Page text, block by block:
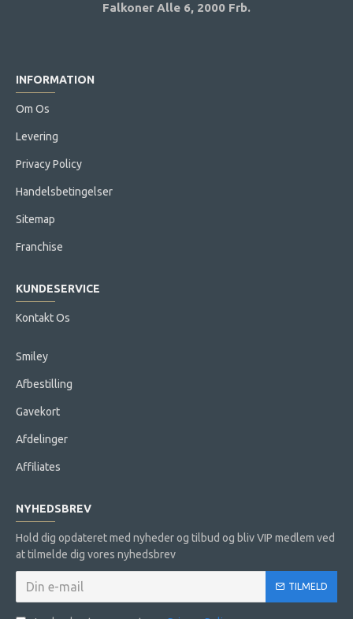
Falkoner Alle 6, 2000 Frb.
INFORMATION
Om Os
Levering
Privacy Policy
Handelsbetingelser
Sitemap
Franchise
KUNDESERVICE
Kontakt Os
Smiley
Afbestilling
Gavekort
Afdelinger
Affiliates
NYHEDSBREV
Hold dig opdateret med nyheder og tilbud og bliv VIP medlem ved
at tilmelde dig vores nyhedsbrev
TILMELD